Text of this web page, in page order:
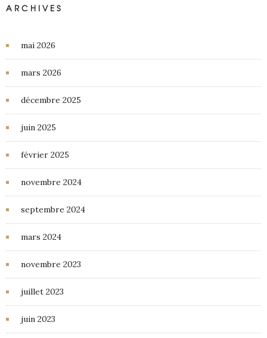
ARCHIVES
mai 2026
mars 2026
décembre 2025
juin 2025
février 2025
novembre 2024
septembre 2024
mars 2024
novembre 2023
juillet 2023
juin 2023